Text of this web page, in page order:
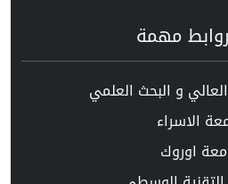
روابط مهمة
و البحث العلمي
الاسراء
اوروك